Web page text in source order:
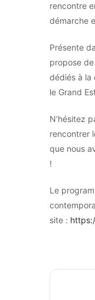
rencontre
démarche
Présente
propose
dédiés à la
le Grand
N’hésitez
rencontrer
que nous
!
Le
site :